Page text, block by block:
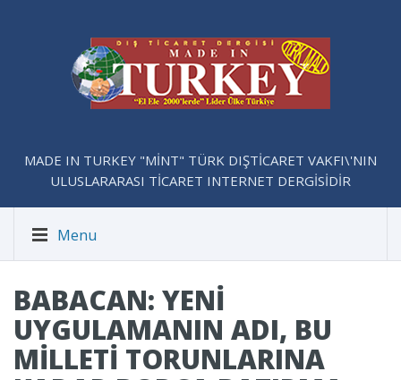
MADE IN TURKEY "MİNT" TÜRK DIŞTİCARET VAKFI\'NIN
ULUSLARARASI TİCARET INTERNET DERGİSİDİR
Menu
BABACAN: YENI
UYGULAMANIN ADI, BU
MILLETI TORUNLARINA